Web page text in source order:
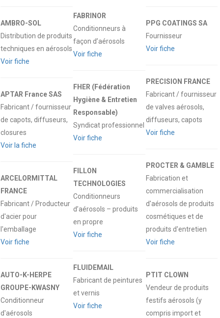
AMBRO-SOL
Distribution de produits
techniques en aérosols
Voir fiche
APTAR France SAS
Fabricant / fournisseur
de capots, diffuseurs,
closures
Voir la fiche
ARCELORMITTAL
FRANCE
Fabricant / Producteur
d'acier pour
l'emballage
Voir fiche
AUTO-K-HERPE
GROUPE-KWASNY
Conditionneur
d'aérosols
FABRINOR
Conditionneurs à
façon d’aérosols
Voir fiche
FHER (Fédération
Hygiène & Entretien
Responsable)
Syndicat professionnel
Voir fiche
FILLON
TECHNOLOGIES
Conditionneurs
d’aérosols – produits
en propre
Voir fiche
FLUIDEMAIL
Fabricant de peintures
et vernis
Voir fiche
PPG COATINGS SA
Fournisseur
Voir fiche
PRECISION FRANCE
Fabricant / fournisseur
de valves aérosols,
diffuseurs, capots
Voir fiche
PROCTER & GAMBLE
Fabrication et
commercialisation
d'aérosols de produits
cosmétiques et de
produits d'entretien
Voir fiche
PTIT CLOWN
Vendeur de produits
festifs aérosols (y
compris import et